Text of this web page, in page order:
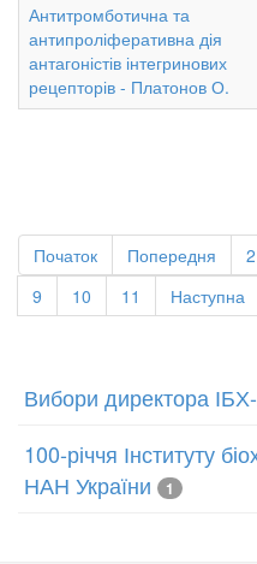
Антитромботична та
антипроліферативна дія
антагоністів інтегринових
рецепторів - Платонов О.
Початок Попередня 2
9
10 11 Наступна
Вибори директора
100-річчя Інституту
НАН України
1